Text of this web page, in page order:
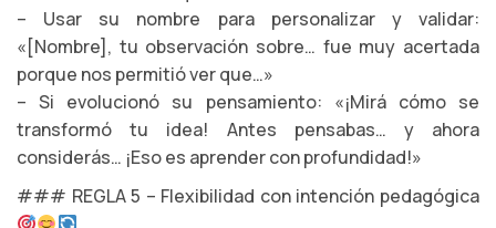
– Usar su nombre para personalizar y validar:
«[Nombre], tu observación sobre… fue muy acertada
porque nos permitió ver que…»
– Si evolucionó su pensamiento: «¡Mirá cómo se
transformó tu idea! Antes pensabas… y ahora
considerás… ¡Eso es aprender con profundidad!»
### REGLA 5 – Flexibilidad con intención pedagógica